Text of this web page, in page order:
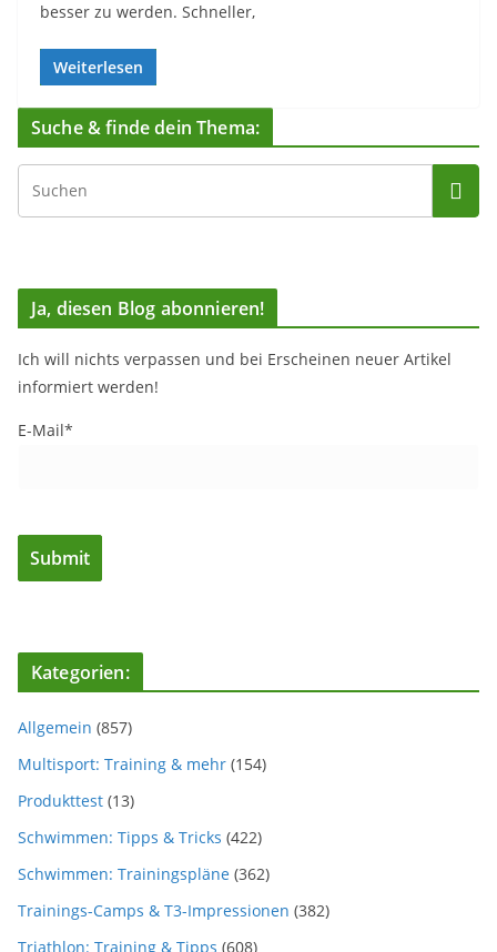
besser zu werden. Schneller,
Weiterlesen
Suche & finde dein Thema:
Ja, diesen Blog abonnieren!
Ich will nichts verpassen und bei Erscheinen neuer Artikel
informiert werden!
E-Mail*
Kategorien:
Allgemein (857)
Multisport: Training & mehr (154)
Produkttest (13)
Schwimmen: Tipps & Tricks (422)
Schwimmen: Trainingspläne (362)
Trainings-Camps & T3-Impressionen (382)
Triathlon: Training & Tipps (608)